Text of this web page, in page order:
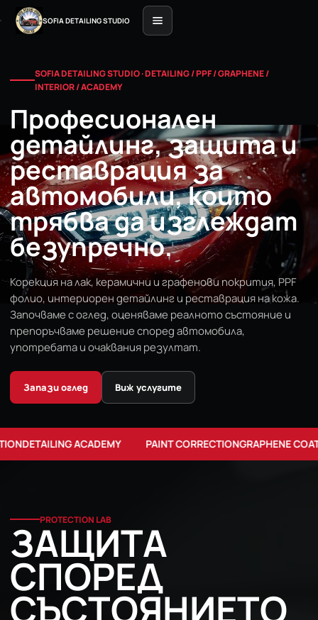
SOFIA DETAILING STUDIO
SOFIA DETAILING STUDIO · DETAILING / PPF / GRAPHENE /
INTERIOR / ACADEMY
Професионален
детайлинг, защита и
реставрация за
автомобили, които
трябва да изглеждат
безупречно.
Корекция на лак, керамични и графенови покрития, PPF
фолио, интериорен детайлинг и реставрация на кожа.
Започваме с оглед, оценяваме реалното състояние и
препоръчваме решение според автомобила,
употребата и очаквания резултат.
Запази оглед Виж услугите
CORRECTIONGRAPHENE COATINGPPFINTERIOR DETAILING
PROTECTION LAB
ЗАЩИТА
СПОРЕД
СЪСТОЯНИЕТО